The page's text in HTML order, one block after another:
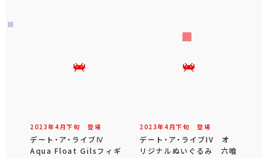
2023年4 月下旬 登場
デート・ア・ライブⅣ
Aqua Float Gilsフィギ
2023年4 月下旬 登場
デート・ア・ライブIV オ
リジナルぬいぐるみ 六喰